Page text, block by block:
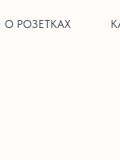
О РОЗЕТКАХ